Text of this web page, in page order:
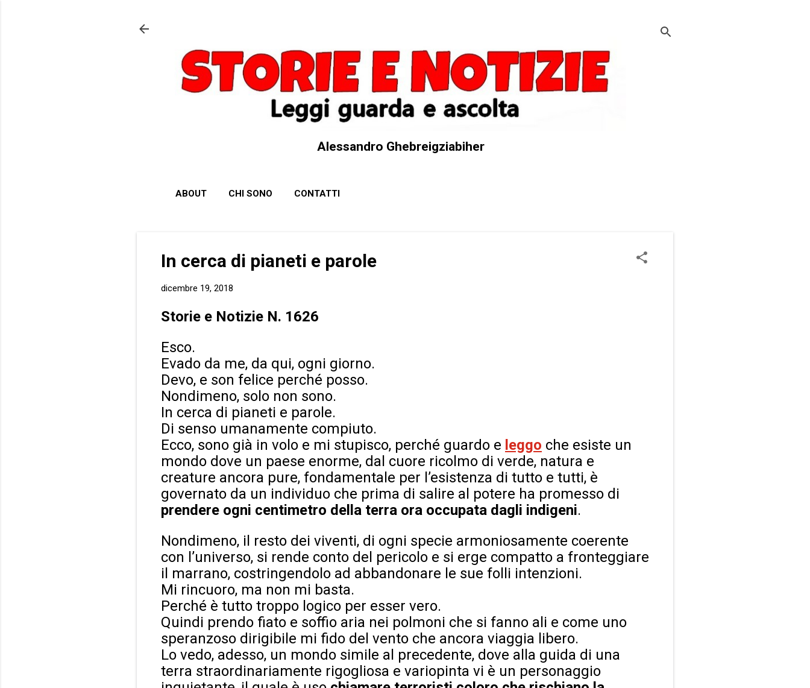
Alessandro Ghebreigziabiher
ABOUT CHI SONO CONTATTI
In cerca di pianeti e parole
dicembre 19, 2018
Storie e Notizie N. 1626
Esco.
Evado da me, da qui, ogni giorno.
Devo, e son felice perché posso.
Nondimeno, solo non sono.
In cerca di pianeti e parole.
Di senso umanamente compiuto.
Ecco, sono già in volo e mi stupisco, perché guardo e leggo che esiste un
mondo dove un paese enorme, dal cuore ricolmo di verde, natura e
creature ancora pure, fondamentale per l’esistenza di tutto e tutti, è
governato da un individuo che prima di salire al potere ha promesso di
prendere ogni centimetro della terra ora occupata dagli indigeni.
Nondimeno, il resto dei viventi, di ogni specie armoniosamente coerente
con l’universo, si rende conto del pericolo e si erge compatto a fronteggiare
il marrano, costringendolo ad abbandonare le sue folli intenzioni.
Mi rincuoro, ma non mi basta.
Perché è tutto troppo logico per esser vero.
Quindi prendo fiato e soffio aria nei polmoni che si fanno ali e come uno
speranzoso dirigibile mi fido del vento che ancora viaggia libero.
Lo vedo, adesso, un mondo simile al precedente, dove alla guida di una
terra straordinariamente rigogliosa e variopinta vi è un personaggio